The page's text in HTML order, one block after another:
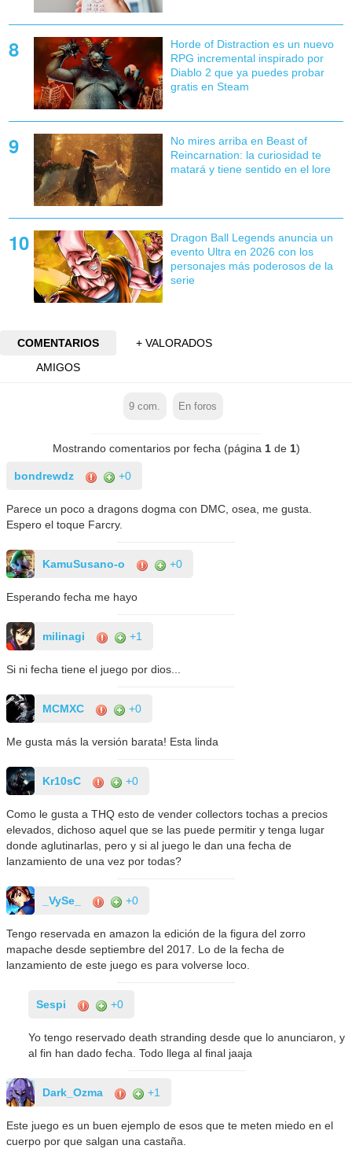
Horde of Distraction es un nuevo
RPG incremental inspirado por
Diablo 2 que ya puedes probar
gratis en Steam
No mires arriba en Beast of
Reincarnation: la curiosidad te
matará y tiene sentido en el lore
Dragon Ball Legends anuncia un
evento Ultra en 2026 con los
personajes más poderosos de la
serie
COMENTARIOS
+ VALORADOS
AMIGOS
9 com. En foros
Mostrando comentarios por fecha (página 1de 1)
bondrewdz +0
Parece un poco a dragons dogma con DMC, osea, me gusta.
Espero el toque Farcry.
KamuSusano-o +0
Esperando fecha me hayo
milinagi +1
Si ni fecha tiene el juego por dios...
MCMXC +0
Me gusta más la versión barata! Esta linda
Kr10sC +0
Como le gusta a THQ esto de vender collectors tochas a precios
elevados, dichoso aquel que se las puede permitir y tenga lugar
donde aglutinarlas, pero y si al juego le dan una fecha de
lanzamiento de una vez por todas?
_VySe_ +0
Tengo reservada en amazon la edición de la figura del zorro
mapache desde septiembre del 2017. Lo de la fecha de
lanzamiento de este juego es para volverse loco.
Sespi +0
Yo tengo reservado death stranding desde que lo anunciaron, y
al fin han dado fecha. Todo llega al final jaaja
Dark_Ozma +1
Este juego es un buen ejemplo de esos que te meten miedo en el
cuerpo por que salgan una castaña.